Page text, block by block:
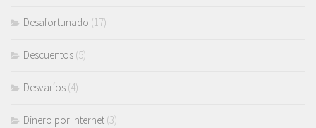
Desafortunado (17)
Descuentos (5)
Desvaríos (4)
Dinero por Internet (3)